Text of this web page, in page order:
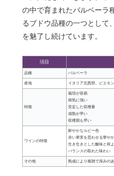
の中で育まれたバルベーラ
るブドウ品種の一つとして
を魅了し続けています。
項目
品種 バルベーラ
産地 イタリア北西部、ピエモ
特徴
栽培が容易
病気に強い
安定した収穫量
成熟が早い
収穫期も早い
ワインの特徴
鮮やかなルビー色
赤い果実を思わせる華や
生き生きとした酸味と程
バランスの取れた味わい
その他 熟成により複雑で深みの